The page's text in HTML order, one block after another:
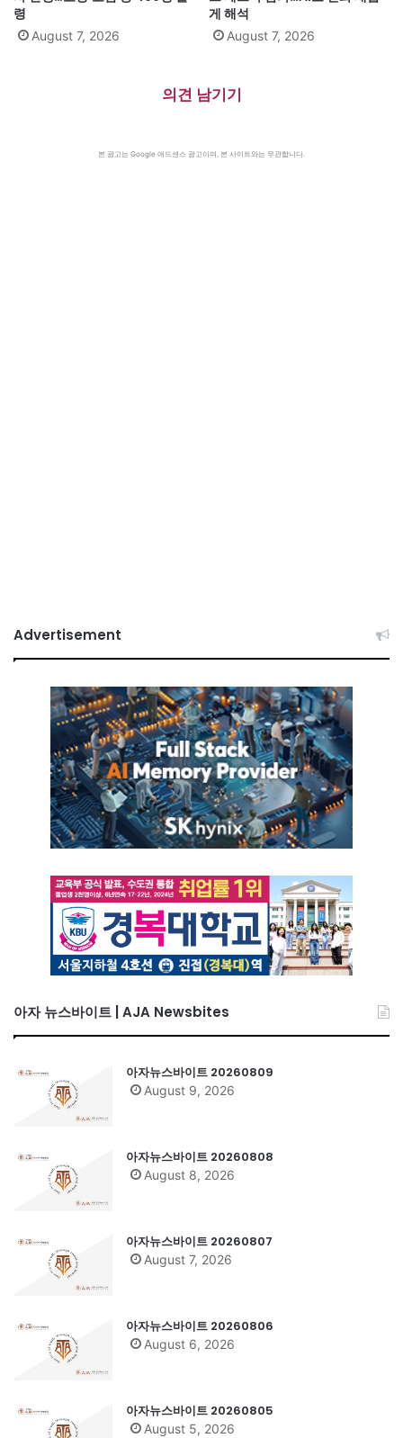
령
August 7, 2026
게 해석
August 7, 2026
의견 남기기
본 광고는 Google 애드센스 광고이며, 본 사이트와는 무관합니다.
Advertisement
아자 뉴스바이트 | AJA Newsbites
아자뉴스바이트 20260809
August 9, 2026
아자뉴스바이트 20260808
August 8, 2026
아자뉴스바이트 20260807
August 7, 2026
아자뉴스바이트 20260806
August 6, 2026
아자뉴스바이트 20260805
August 5, 2026